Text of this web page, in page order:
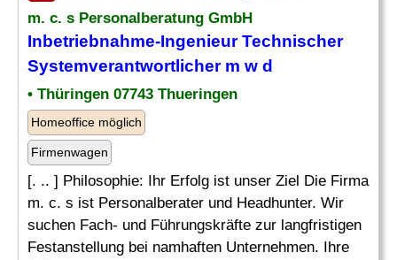
m. c. s Personalberatung GmbH
Inbetriebnahme-IngenieurTechnischer
Systemverantwortlicher m w d
• Thüringen 07743 Thueringen
Homeoffice möglich
Firmenwagen
[. .. ] Philosophie: Ihr Erfolg ist unser Ziel Die Firma
m. c. s ist Personalberater und Headhunter. Wir
suchen Fach- und Führungskräfte zur langfristigen
Festanstellung bei namhaften Unternehmen. Ihre